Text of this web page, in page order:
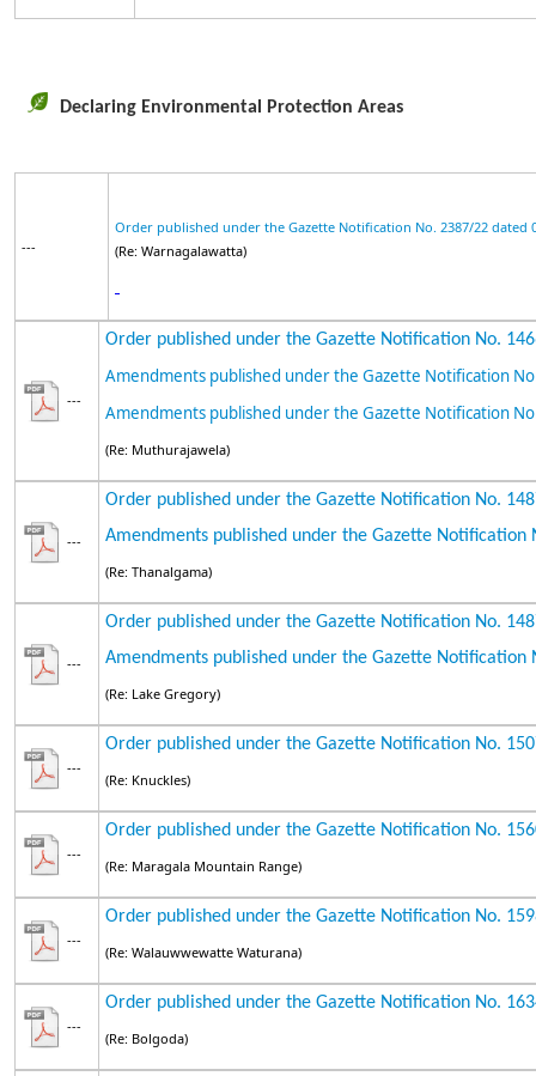
Declaring Environmental Protection Areas
---
Order published under the Gazette Notification No. 2387/22 dated
(Re: Warnagalawatta)
---
Order published under the Gazette Notification No.
Amendments published under the Gazette Notification
Amendments published under the Gazette Notification
(Re: Muthurajawela)
---
Order published under the Gazette Notification No.
Amendments published under the Gazette Notification
(Re: Thanalgama)
---
Order published under the Gazette Notification No.
Amendments published under the Gazette Notification
(Re: Lake Gregory)
---
Order published under the Gazette Notification No.
(Re: Knuckles)
---
Order published under the Gazette Notification No.
(Re: Maragala Mountain Range)
---
Order published under the Gazette Notification No.
(Re: Walauwwewatte Waturana)
---
Order published under the Gazette Notification No.
(Re: Bolgoda)